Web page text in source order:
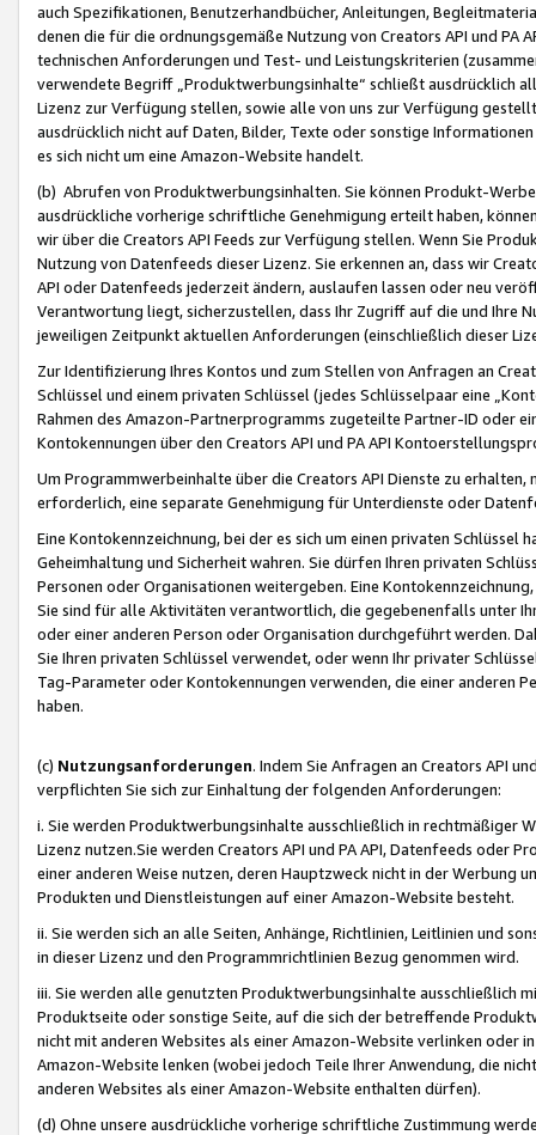
auch Spezifikationen, Benutzerhandbücher, Anleitungen,
denen die für die ordnungsgemäße Nutzung von Creators API und PA
technischen Anforderungen und Test- und Leistungskriterien
verwendete Begriff „Produktwerbungsinhalte“ schließt ausdrücklich
Lizenz zur Verfügung stellen, sowie alle von uns zur Verfügung
ausdrücklich nicht auf Daten, Bilder, Texte oder sonstige
es sich nicht um eine Amazon-Website handelt.
(b) Abrufen von Produktwerbungsinhalten. Sie können Produkt-
ausdrückliche vorherige schriftliche Genehmigung erteilt haben,
wir über die Creators API Feeds zur Verfügung stellen. Wenn Sie
Nutzung von Datenfeeds dieser Lizenz. Sie erkennen an, dass wir
API oder Datenfeeds jederzeit ändern, auslaufen lassen oder neu
Verantwortung liegt, sicherzustellen, dass Ihr Zugriff auf die und Ihre
jeweiligen Zeitpunkt aktuellen Anforderungen (einschließlich dieser
Zur Identifizierung Ihres Kontos und zum Stellen von Anfragen an
Schlüssel und einem privaten Schlüssel (jedes Schlüsselpaar eine
Rahmen des Amazon-Partnerprogramms zugeteilte Partner-ID oder
Kontokennungen über den Creators API und PA API
Um Programmwerbeinhalte über die Creators API Dienste zu
erforderlich, eine separate Genehmigung für Unterdienste oder
Eine Kontokennzeichnung, bei der es sich um einen privaten
Geheimhaltung und Sicherheit wahren. Sie dürfen Ihren privaten
Personen oder Organisationen weitergeben. Eine
Sie sind für alle Aktivitäten verantwortlich, die gegebenenfalls unter
oder einer anderen Person oder Organisation durchgeführt werden.
Sie Ihren privaten Schlüssel verwendet, oder wenn Ihr privater
Tag-Parameter oder Kontokennungen verwenden, die einer anderen
haben.
(c) Nutzungsanforderungen. Indem Sie Anfragen an Creators API
verpflichten Sie sich zur Einhaltung der folgenden Anforderungen:
i. Sie werden Produktwerbungsinhalte ausschließlich in rechtmäßiger
Lizenz nutzen.Sie werden Creators API und PA API, Datenfeeds oder
einer anderen Weise nutzen, deren Hauptzweck nicht in der Werbung
Produkten und Dienstleistungen auf einer Amazon-Website besteht.
ii. Sie werden sich an alle Seiten, Anhänge, Richtlinien, Leitlinien und
in dieser Lizenz und den Programmrichtlinien Bezug genommen wird.
iii. Sie werden alle genutzten Produktwerbungsinhalte ausschließlich
Produktseite oder sonstige Seite, auf die sich der betreffende
nicht mit anderen Websites als einer Amazon-Website verlinken oder
Amazon-Website lenken (wobei jedoch Teile Ihrer Anwendung, die
anderen Websites als einer Amazon-Website enthalten dürfen).
(d) Ohne unsere ausdrückliche vorherige schriftliche Zustimmung